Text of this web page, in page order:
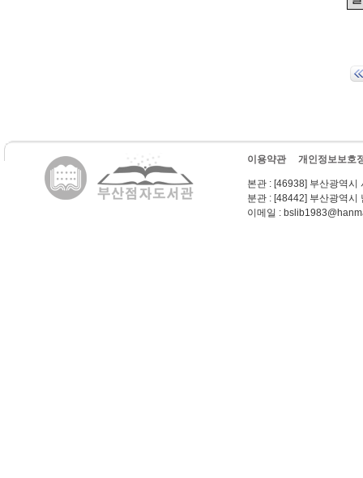
이용약관 개인정보보호
본관 : [46938] 부산광역
분관 : [48442] 부산광역
이메일 :